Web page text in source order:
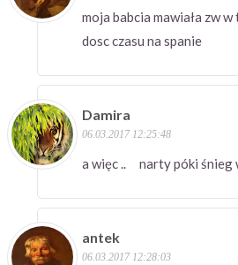
moja babcia mawiała zw
dosc czasu na spanie
Damira
06.03.2017 12:25:48
a więc .. narty póki
antek
06.03.2017 12:28:03